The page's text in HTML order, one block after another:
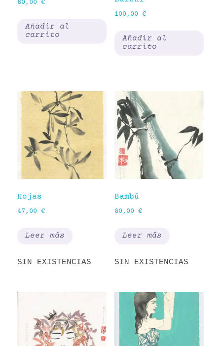
80,00 €
Añadir al
carrito
100,00 €
Añadir al
carrito
Hojas
47,00 €
Leer más
SIN EXISTENCIAS
Bambú
80,00 €
Leer más
SIN EXISTENCIAS